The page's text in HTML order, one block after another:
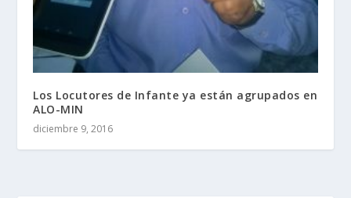
Los Locutores de Infante ya están agrupados en
ALO-MIN
diciembre 9, 2016